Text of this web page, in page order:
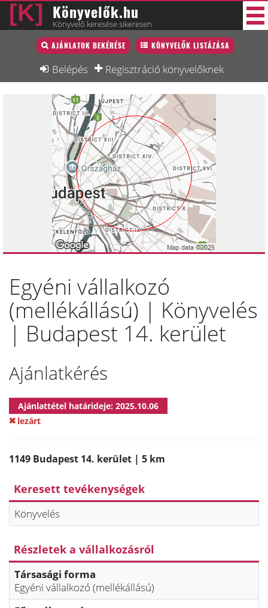
Könyvelők.hu
Könyvelő keresése sikeresen
AJÁNLATOK BEKÉRÉSE KÖNYVELŐK LISTÁZÁSA
Belépés Regisztráció könyvelőknek
Könyvelő lista
Könyvelési munkák
Képzésnaptár
Egyéni vállalkozó
(mellékállású) | Könyvelés
| Budapest 14. kerület
Ajánlatkérés
Ajánlattétel határideje: 2025.10.06
lezárt
1149 Budapest 14. kerület | 5 km
Keresett tevékenységek
Könyvelés
Részletek a vállalkozásról
Társasági forma
Egyéni vállalkozó (mellékállású)